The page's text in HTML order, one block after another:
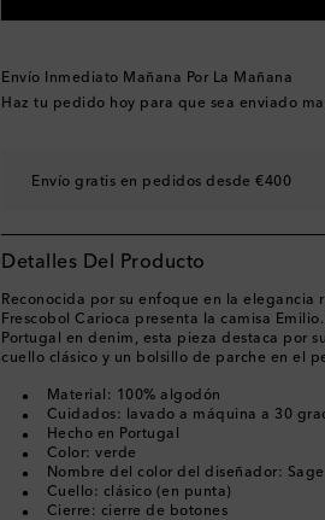
Envío Inmediato Mañana Por La Mañana
Haz tu pedido hoy para que sea enviado
Envío gratis en pedidos desde €400
Detalles Del Producto
Reconocida por su enfoque en la elegancia
Frescobol Carioca presenta la camisa
Portugal en denim, esta pieza destaca por
cuello clásico y un bolsillo de parche en el
Material: 100% algodón
Cuidados: lavado a máquina a 30
Hecho en Portugal
Color: verde
Nombre del color del diseñador: Sage
Cuello: clásico (en punta)
Cierre: cierre de botones